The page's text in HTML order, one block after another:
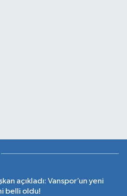
açıkladı: Vanspor’un yeni
belli oldu!